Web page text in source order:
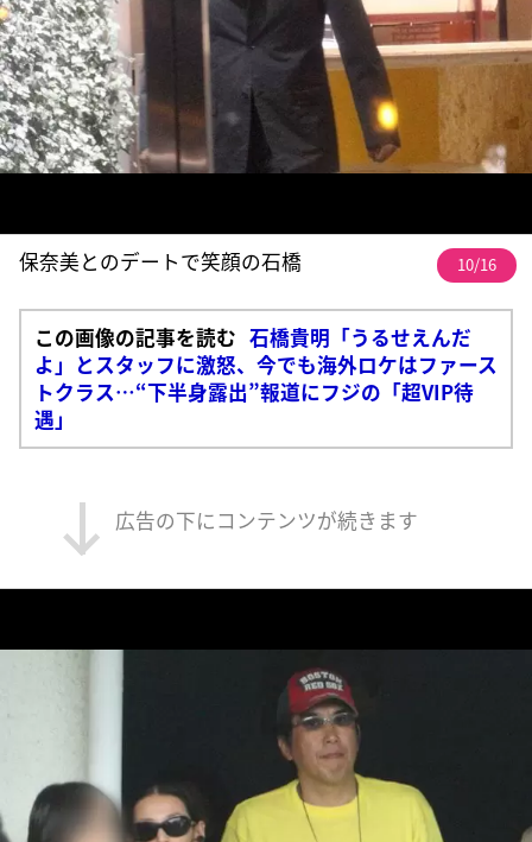
保奈美とのデートで笑顔の石橋 10/16
この画像の記事を読む 石橋貴明「うるせえんだ
よ」とスタッフに激怒、今でも海外ロケはファース
トクラス…“下半身露出”報道にフジの「超VIP待
遇」
広告の下にコンテンツが続きます